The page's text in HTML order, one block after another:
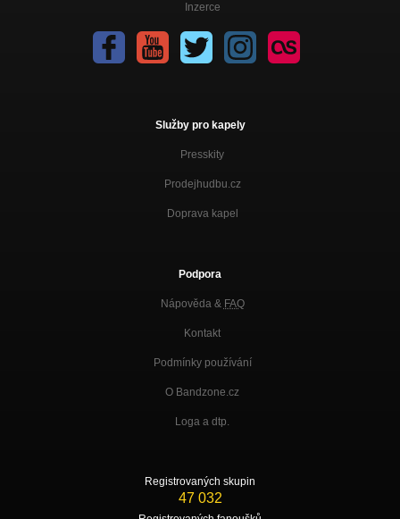
Inzerce
Služby pro kapely
Presskity
Prodejhudbu.cz
Doprava kapel
Podpora
Nápověda & FAQ
Kontakt
Podmínky používání
O Bandzone.cz
Loga a dtp.
Registrovaných skupin
47 032